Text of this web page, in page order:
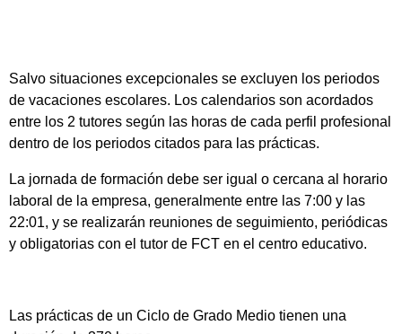
Salvo situaciones excepcionales se excluyen los periodos
de vacaciones escolares. Los calendarios son acordados
entre los 2 tutores según las horas de cada perfil profesional
dentro de los periodos citados para las prácticas.
La jornada de formación debe ser igual o cercana al horario
laboral de la empresa, generalmente entre las 7:00 y las
22:01, y se realizarán reuniones de seguimiento, periódicas
y obligatorias con el tutor de FCT en el centro educativo.
Las prácticas de un Ciclo de Grado Medio tienen una